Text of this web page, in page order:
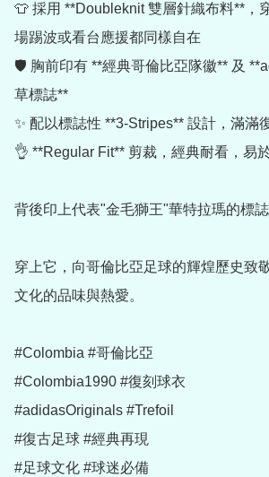
👕 採用 **Doubleknit 雙層針織布料**，
場踢波或看台應援都同樣自在
🛡️ 胸前印有 **經典哥倫比亞隊徽** 及
草標誌**
✨ 配以標誌性 **3-Stripes** 設計，滿滿
👌 **Regular Fit** 剪裁，經典耐看，易
背後印上代表"金毛獅王"華特拉瑪的標
穿上它，向哥倫比亞足球的輝煌歷史致
文化的品味與熱愛。
#Colombia #哥倫比亞
#Colombia1990 #復刻球衣
#adidasOriginals #Trefoil
#復古足球 #經典再現
#足球文化 #球迷必備